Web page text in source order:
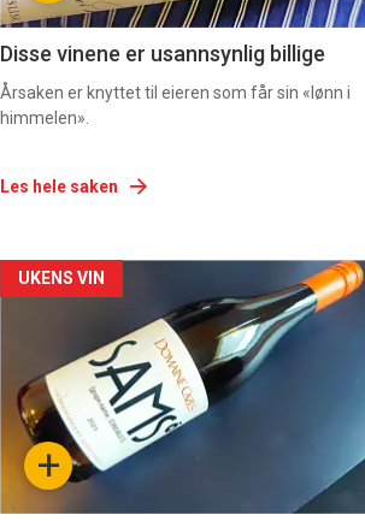
Disse vinene er usannsynlig billige
Årsaken er knyttet til eieren som får sin «lønn i
himmelen».
Les hele saken
Forsiden
akkurat
nå
-
+
UKENS VIN